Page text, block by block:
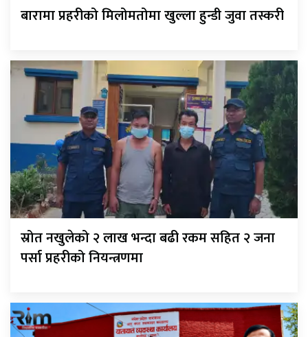
बारामा प्रहरीको मिलोमतोमा खुल्ला हुन्डी जुवा तस्करी
स्रोत नखुलेको २ लाख भन्दा बढी रकम सहित २ जना
पर्सा प्रहरीको नियन्त्रणमा